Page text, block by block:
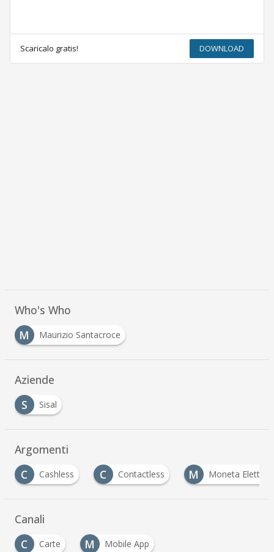
Scaricalo gratis! DOWNLOAD
Who's Who
M
Maurizio Santacroce
Aziende
S
Sisal
Argomenti
C
Cashless C Contactless M Moneta
Canali
C
Carte M Mobile App